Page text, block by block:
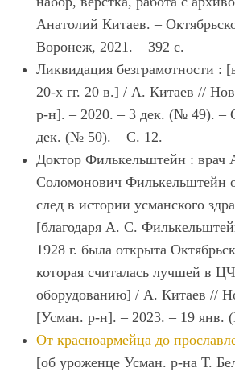
Анатолий Китаев. –
Воронеж, 2021. – 392 с.
Ликвидация безграмотности :
20-х гг. 20 в.] / А. Китаев //
р-н]. – 2020. – 3 дек. (№ 49). –
дек. (№ 50). – С. 12.
Доктор Филькельштейн : врач
Соломонович Филькельштейн
след в истории усманского
[благодаря А. С.
1928 г. была открыта
которая считалась лучшей в
оборудованию] / А. Китаев //
[Усман. р-н]. – 2023. – 19 янв.
От красноармейца до
[об уроженце Усман. р-на Т.